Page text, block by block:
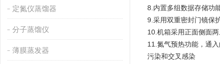
定氮仪蒸馏器
分子蒸馏仪
薄膜蒸发器
8.内置多组数据存储功
9.采用双重密封门镜保
10.机箱采用正面侧面
11.氮气预热功能，通
污染和交叉感染